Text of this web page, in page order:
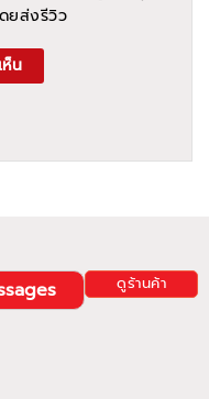
ดูร้านค้า
ยส่งรีวิว
น